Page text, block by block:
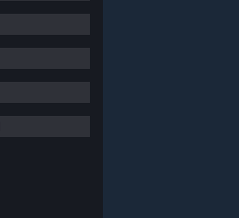
件许可服务协议
境告知书|